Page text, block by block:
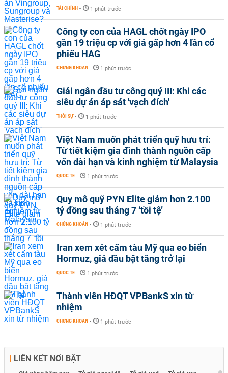
TÀI CHÍNH - 1 phút trước
Công ty con của HAGL chốt ngày IPO
gần 19 triệu cp với giá gấp hơn 4 lần cổ
phiếu HAG
CHỨNG KHOÁN - 1 phút trước
Giải ngân đầu tư công quý III: Khi các
siêu dự án áp sát 'vạch đích'
THỜI SỰ - 1 phút trước
Việt Nam muốn phát triển quỹ hưu trí:
Từ tiết kiệm gia đình thành nguồn cấp
vốn dài hạn và kinh nghiệm từ Malaysia
QUỐC TẾ - 1 phút trước
Quy mô quỹ PYN Elite giảm hơn 2.100
tỷ đồng sau tháng 7 ‘tồi tệ’
CHỨNG KHOÁN - 1 phút trước
Iran xem xét cấm tàu Mỹ qua eo biển
Hormuz, giá dầu bật tăng trở lại
QUỐC TẾ - 1 phút trước
Thành viên HĐQT VPBankS xin từ
nhiệm
CHỨNG KHOÁN - 1 phút trước
LIÊN KẾT NỔI BẬT